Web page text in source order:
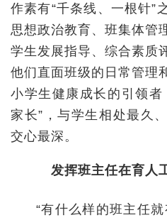
作素有“千条线、一根针”
思想政治教育、班集体管
学生发展指导、综合素质
他们直面班级的日常管理
小学生健康成长的引领者
家长”，与学生相处最久
交心最深。
发挥班主任在育人
“有什么样的班主任